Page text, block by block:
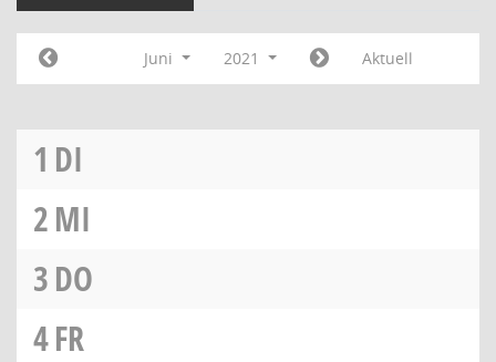
Juni 2021 Aktuell
1 DI
2MI
3DO
4FR